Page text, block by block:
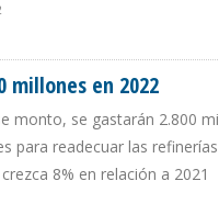
millones en 2022
monto, se gastarán 2.800
para readecuar las
8% en relación a 2021